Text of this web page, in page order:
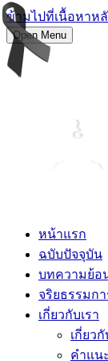
ข้ามไปที่เนื้อหาห
Open Menu
หน้าแรก
ฉบับปัจจุบัน
บทความย้อ
จริยธรรมก
เกี่ยวกับเรา
เกี่ยว
คำแน